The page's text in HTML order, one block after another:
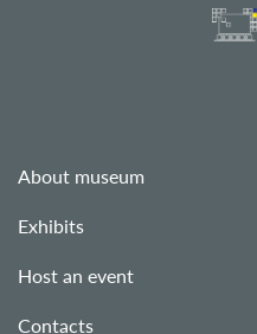
About museum
Exhibits
Host an event
Contacts